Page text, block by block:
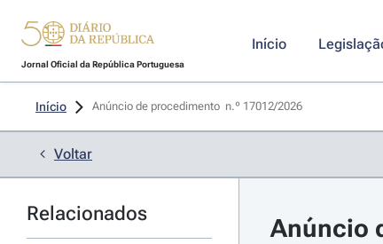
Jornal Oficial da República Portuguesa
Início
Início Anúncio de procedimento  n.º 17012/2026
Voltar
Relacionados
Anúncio